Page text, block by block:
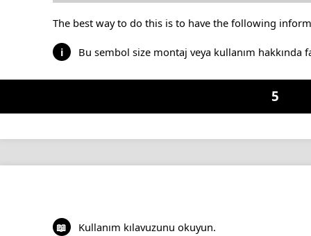
The best way to do this is to have the following
i Bu sembol size montaj veya kullanım hakkında
5
📖 Kullanım kılavuzunu okuyun.